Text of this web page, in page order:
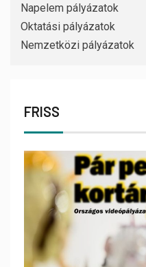
Napelem pályázatok
Oktatási pályázatok
Nemzetközi pályázatok
FRISS